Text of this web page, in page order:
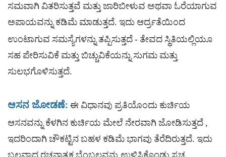
ಸಮವಾಗಿ ವಿತರಿಸುತ್ತವೆ ಮತ್ತು ಜಾರಿಬೀಳುವ ಅಥವಾ ಓರೆಯಾಗುವ
ಅಪಾಯವನ್ನು ಕಡಿಮೆ ಮಾಡುತ್ತದೆ. ಇದು ಆರ್ದ್ರತೆಯಿಂದ
ಉಂಟಾಗುವ ಸಮಸ್ಯೆಗಳನ್ನು ತಪ್ಪಿಸುತ್ತದೆ - ತೇವದ ಸ್ಥಿತಿಯಲ್ಲಿಯೂ
ಸಹ ಪೇರಿಸುವಿಕೆ ಮತ್ತು ಬಿಚ್ಚುವಿಕೆಯನ್ನು ಸುಗಮ ಮತ್ತು
ಸುಲಭಗೊಳಿಸುತ್ತದೆ.
ಆಸನ ಜೋಡಣೆ: ಈ ವಿಧಾನವು ಪ್ರತಿಯೊಂದು ಕುರ್ಚಿಯ
ಆಸನವನ್ನು ಕೆಳಗಿನ ಕುರ್ಚಿಯ ಮೇಲೆ ನೇರವಾಗಿ ಜೋಡಿಸುತ್ತದೆ ,
ಇದರಿಂದಾಗಿ ಚೌಕಟ್ಟಿನ ಬಹಳ ಕಡಿಮೆ ಭಾಗವು ತೆರೆದಿರುತ್ತದೆ. ಇದು